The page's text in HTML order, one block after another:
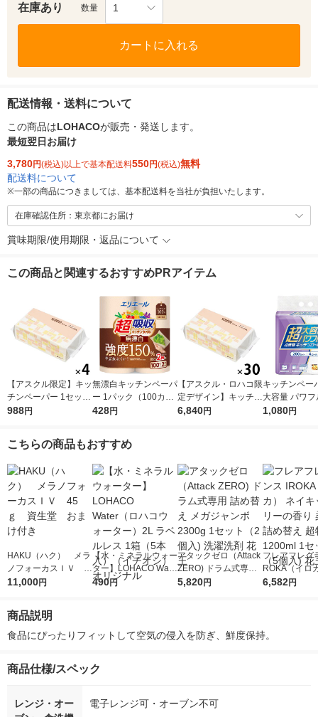
在庫あり 数量 1
カートに入れる
配送情報・送料について
この商品はLOHACOが販売・発送します。
最短翌日お届け
3,780円(税込)以上で基本配送料550円(税込)無料
配送料について
※一部の商品につきましては、基本配送料を当社が負担いたします。
在庫確認住所：東京都にお届け
賞味期限/使用期限・返品について
この商品と関連するおすすめPRアイテム
【アスクル限定】キッ
チンペーパー 1セット
（200組×4）スコッテ
タオル 日本製紙クレ
988円
無漂白キッチンペーパ
ー 1パック（100カッ
ト×2ロール）超吸収
428円
【アスクル・ロハコ限
定デザイン】キッチン
ペーパー スコッティ
6,840円
キッチンペー
大容量 パワ
巻 キッチン
1,080円
こちらの商品もおすすめ
HAKU（ハク） メラ
ノフォーカスＩＶ 4
5ｇ 資生堂 おまけ
11,000円
【水・ミネラルウォー
ター】LOHACO Wate
r（ロハコウォータ
490円
アタックゼロ（Attack
ZERO) ドラム式専用
詰め替え メガジャン
5,820円
フレアフレグ
ROKA（イロ
イキッドリリ
6,582円
商品説明
食品にぴったりフィットして空気の侵入を防ぎ、鮮度保持。
商品仕様/スペック
レンジ・オー
電子レンジ可・オーブン不可